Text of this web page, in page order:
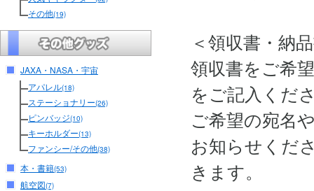
その他(19)
JAXA・NASA・宇宙
アパレル(18)
ステーショナリー(26)
ピンバッジ(10)
キーホルダー(13)
ファンシー/その他(38)
本・書籍(53)
航空図(7)
＜領収書・納
領収書をご希
をご記入くだ
ご希望の宛名
お知らせくだ
きます。